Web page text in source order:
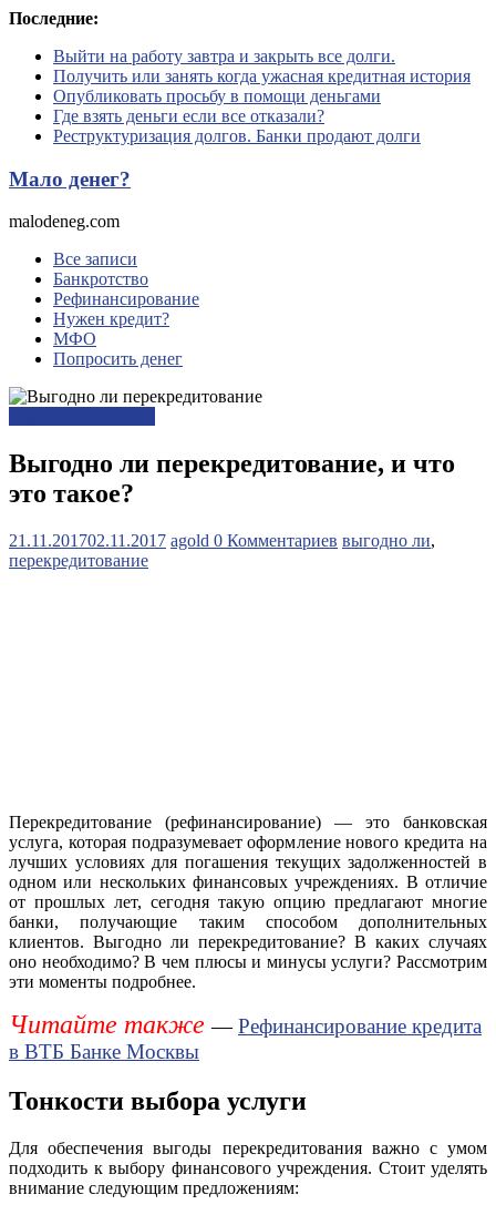
Перейти
содержимому
Последние:
Выйти на работу завтра и закрыть все долги.
Получить или занять когда ужасная кредитная история
Опубликовать просьбу в помощи деньгами
Где взять деньги если все отказали?
Реструктуризация долгов. Банки продают долги
Мало денег?
malodeneg.com
Все записи
Банкротство
Рефинансирование
Нужен кредит?
МФО
Попросить денег
Выгодно ли перекредитование, и что
это такое?
21.11.201702.11.2017 agold 0 Комментариев выгодно ли,
перекредитование
Перекредитование (рефинансирование) — это банковская
услуга, которая подразумевает оформление нового кредита на
лучших условиях для погашения текущих задолженностей в
одном или нескольких финансовых учреждениях. В отличие
от прошлых лет, сегодня такую опцию предлагают многие
банки, получающие таким способом дополнительных
клиентов. Выгодно ли перекредитование? В каких случаях
оно необходимо? В чем плюсы и минусы услуги? Рассмотрим
эти моменты подробнее.
Читайте также—Рефинансирование кредита
в ВТБ Банке Москвы
Тонкости выбора услуги
Для обеспечения выгоды перекредитования важно с умом
подходить к выбору финансового учреждения. Стоит уделять
внимание следующим предложениям: